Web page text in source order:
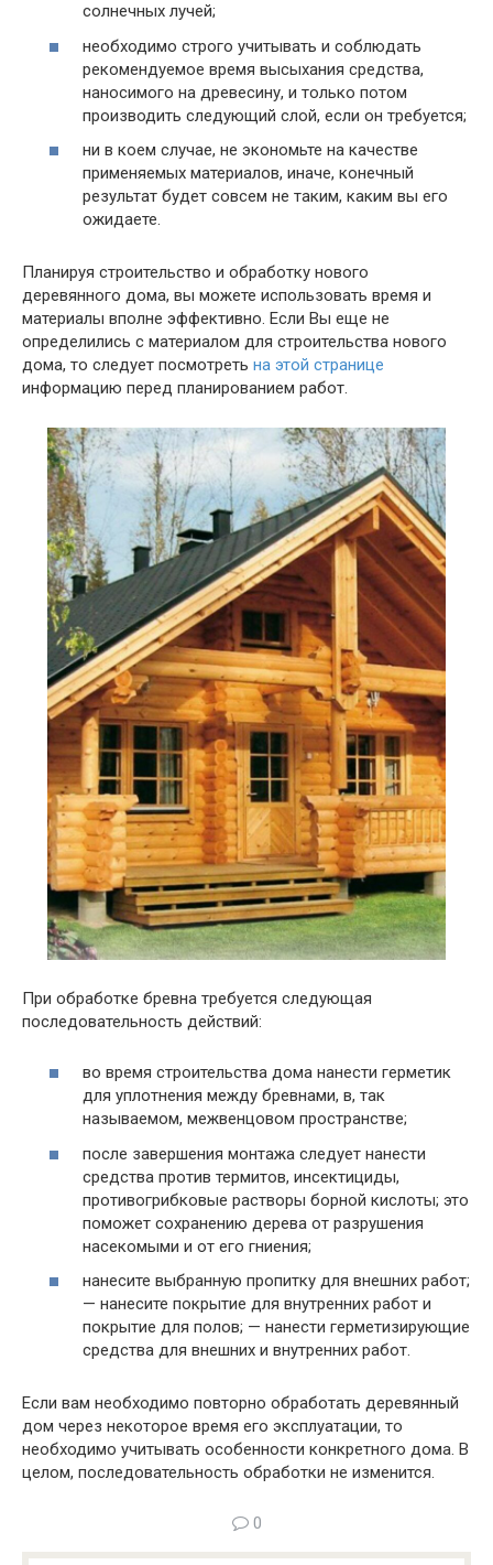
солнечных лучей;
необходимо строго учитывать и соблюдать
рекомендуемое время высыхания средства,
наносимого на древесину, и только потом
производить следующий слой, если он требуется;
ни в коем случае, не экономьте на качестве
применяемых материалов, иначе, конечный
результат будет совсем не таким, каким вы его
ожидаете.
Планируя строительство и обработку нового
деревянного дома, вы можете использовать время и
материалы вполне эффективно. Если Вы еще не
определились с материалом для строительства нового
дома, то следует посмотреть на этой странице
информацию перед планированием работ.
При обработке бревна требуется следующая
последовательность действий:
во время строительства дома нанести герметик
для уплотнения между бревнами, в, так
называемом, межвенцовом пространстве;
после завершения монтажа следует нанести
средства против термитов, инсектициды,
противогрибковые растворы борной кислоты; это
поможет сохранению дерева от разрушения
насекомыми и от его гниения;
нанесите выбранную пропитку для внешних работ;
— нанесите покрытие для внутренних работ и
покрытие для полов; — нанести герметизирующие
средства для внешних и внутренних работ.
Если вам необходимо повторно обработать деревянный
дом через некоторое время его эксплуатации, то
необходимо учитывать особенности конкретного дома. В
целом, последовательность обработки не изменится.
0